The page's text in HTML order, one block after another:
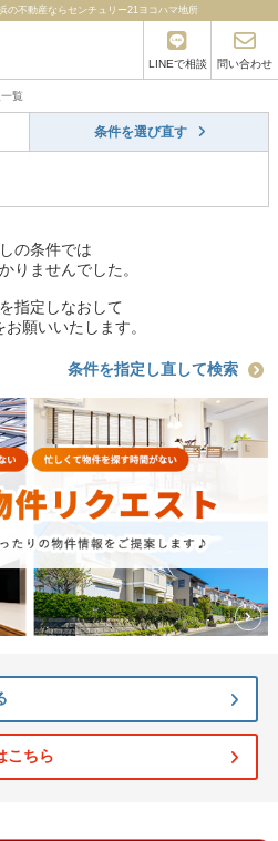
の不動産ならセンチュリー21ヨコハマ地所
LINEで相談 問い合わせ
覧
条件を選び直す
の条件では
りませんでした。
指定しなおして
願いいたします。
条件を指定し直して検索
こちら